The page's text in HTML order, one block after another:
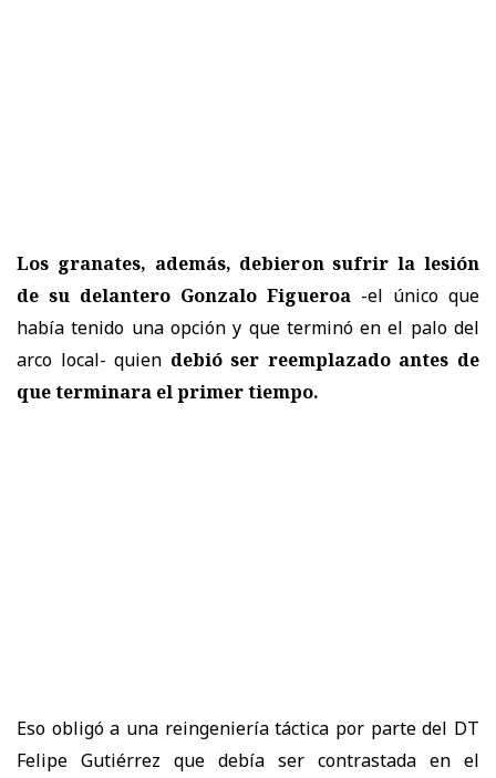
Los granates, además, debieron sufrir la lesión
de su delantero Gonzalo Figueroa -el único que
había tenido una opción y que terminó en el palo del
arco local- quien debió ser reemplazado antes de
que terminara el primer tiempo.
Eso obligó a una reingeniería táctica por parte del DT
Felipe Gutiérrez que debía ser contrastada en el